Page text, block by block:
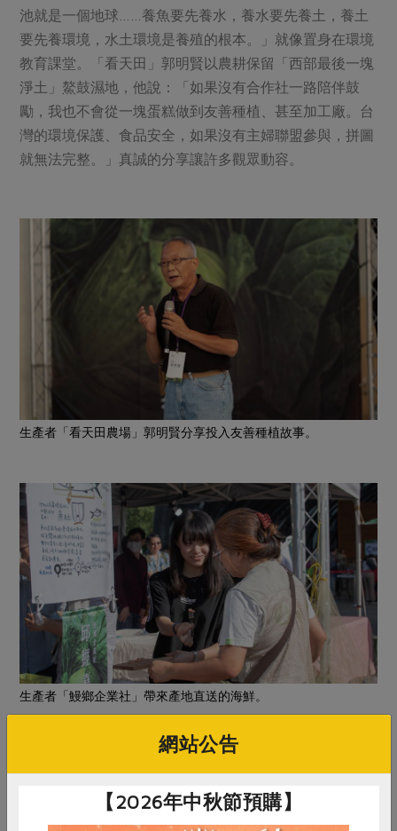
池就是一個地球……養魚要先養水，養水要先養土，養土
要先養環境，水土環境是養殖的根本。」就像置身在環境
教育課堂。「看天田」郭明賢以農耕保留「西部最後一塊
淨土」鰲鼓濕地，他說：「如果沒有合作社一路陪伴鼓
勵，我也不會從一塊蛋糕做到友善種植、甚至加工廠。台
灣的環境保護、食品安全，如果沒有主婦聯盟參與，拼圖
就無法完整。」真誠的分享讓許多觀眾動容。
生產者「看天田農場」郭明賢分享投入友善種植故事。
生產者「鰻鄉企業社」帶來產地直送的海鮮。
社員林宏儒、柯桂珍一家人遠從新竹來參加活動，「聽完
網站公告
【2026年中秋節預購】